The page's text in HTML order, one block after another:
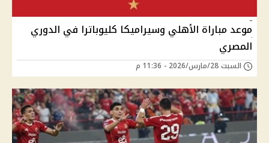
موعد مباراة الأهلي وسيراميكا كليوباترا في الدوري
المصري
السبت 28/مارس/2026 - 11:36 م